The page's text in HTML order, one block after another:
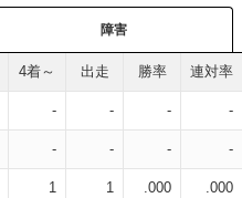
障害
4着～ 出走 勝率 連対率
- - - -
- - - -
1 1 .000 .000